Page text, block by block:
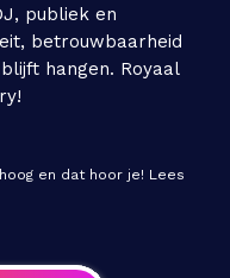
publiek en
betrouwbaarheid
hangen. Royaal
en dat hoor je! Lees